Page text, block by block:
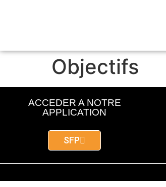
Objectifs
ACCEDER A NOTRE
APPLICATION
SFP